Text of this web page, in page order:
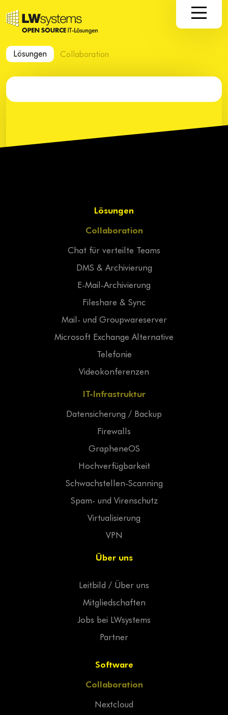
Lösungen Collaboration
Lösungen
Collaboration
Chat für verteilte Teams
DMS & Archivierung
E-Mail-Archivierung
Fileshare & Sync
Mail- und Groupwareserver
Microsoft Exchange Alternative
Telefonie
Videokonferenzen
IT-Infrastruktur
Datensicherung / Backup
Firewalls
GrapheneOS
Hochverfügbarkeit
Schwachstellen-Scanning
Spam- und Virenschutz
Virtualisierung
VPN
Über uns
Leitbild / Über uns
Mitgliedschaften
Jobs bei LWsystems
Partner
Software
Collaboration
Nextcloud